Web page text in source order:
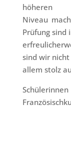
höheren
Niveau
Prüfung sind
sind wir
allem stolz